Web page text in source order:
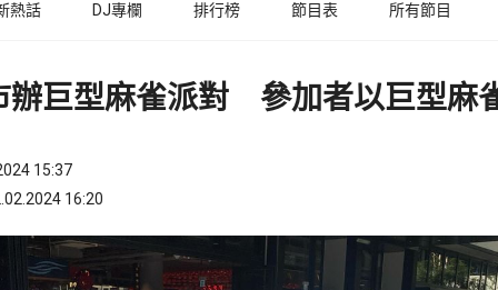
熱話 DJ專欄 排行榜 節目表 所有節目
辦巨型麻雀派對 參加者以巨型麻
15:37
16:20